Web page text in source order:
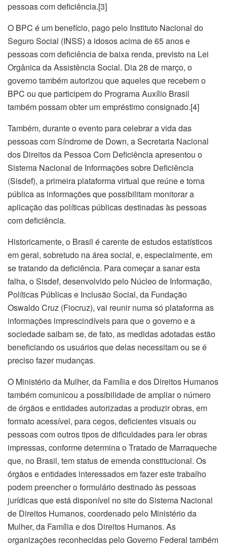
pessoas com deficiência.[3]
O BPC é um benefício, pago pelo Instituto Nacional do
Seguro Social (INSS) a idosos acima de 65 anos e
pessoas com deficiência de baixa renda, previsto na Lei
Orgânica da Assistência Social. Dia 28 de março, o
governo também autorizou que aqueles que recebem o
BPC ou que participem do Programa Auxílio Brasil
também possam obter um empréstimo consignado.[4]
Também, durante o evento para celebrar a vida das
pessoas com Síndrome de Down, a Secretaria Nacional
dos Direitos da Pessoa Com Deficiência apresentou o
Sistema Nacional de Informações sobre Deficiência
(Sisdef), a primeira plataforma virtual que reúne e torna
pública as informações que possibilitam monitorar a
aplicação das políticas públicas destinadas às pessoas
com deficiência.
Historicamente, o Brasil é carente de estudos estatísticos
em geral, sobretudo na área social, e, especialmente, em
se tratando da deficiência. Para começar a sanar esta
falha, o Sisdef, desenvolvido pelo Núcleo de Informação,
Políticas Públicas e Inclusão Social, da Fundação
Oswaldo Cruz (Fiocruz), vai reunir numa só plataforma as
informações imprescindíveis para que o governo e a
sociedade saibam se, de fato, as medidas adotadas estão
beneficiando os usuários que delas necessitam ou se é
preciso fazer mudanças.
O Ministério da Mulher, da Família e dos Direitos Humanos
também comunicou a possibilidade de ampliar o número
de órgãos e entidades autorizadas a produzir obras, em
formato acessível, para cegos, deficientes visuais ou
pessoas com outros tipos de dificuldades para ler obras
impressas, conforme determina o Tratado de Marraqueche
que, no Brasil, tem status de emenda constitucional. Os
órgãos e entidades interessados em fazer este trabalho
podem preencher o formulário destinado às pessoas
jurídicas que está disponível no site do Sistema Nacional
de Direitos Humanos, coordenado pelo Ministério da
Mulher, da Família e dos Direitos Humanos. As
organizações reconhecidas pelo Governo Federal também